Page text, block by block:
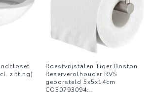
zitting)
Roestvrijstalen Tiger Boston
Reserverolhouder RVS
geborsteld 5x5x14cm
CO30793094...